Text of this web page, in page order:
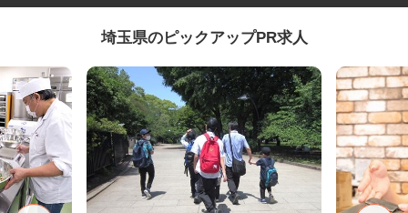
埼玉県のピックアップPR求人